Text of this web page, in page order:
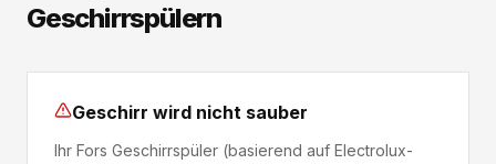
Geschirrspülern
Geschirr wird nicht sauber
Ihr Fors Geschirrspüler (basierend auf Electrolux-